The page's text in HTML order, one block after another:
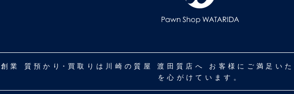
業 質預かり･買取りは川崎の質屋 渡田質店へ お客様にご満足いた
を心がけています。